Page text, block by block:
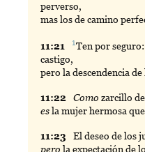
perverso,
mas los de camino
11:21 1Tenpor
castigo,
pero la descendencia
11:22 Como zarcillo
esla mujer hermosa
11:23 El deseo de los
pero la expectación de